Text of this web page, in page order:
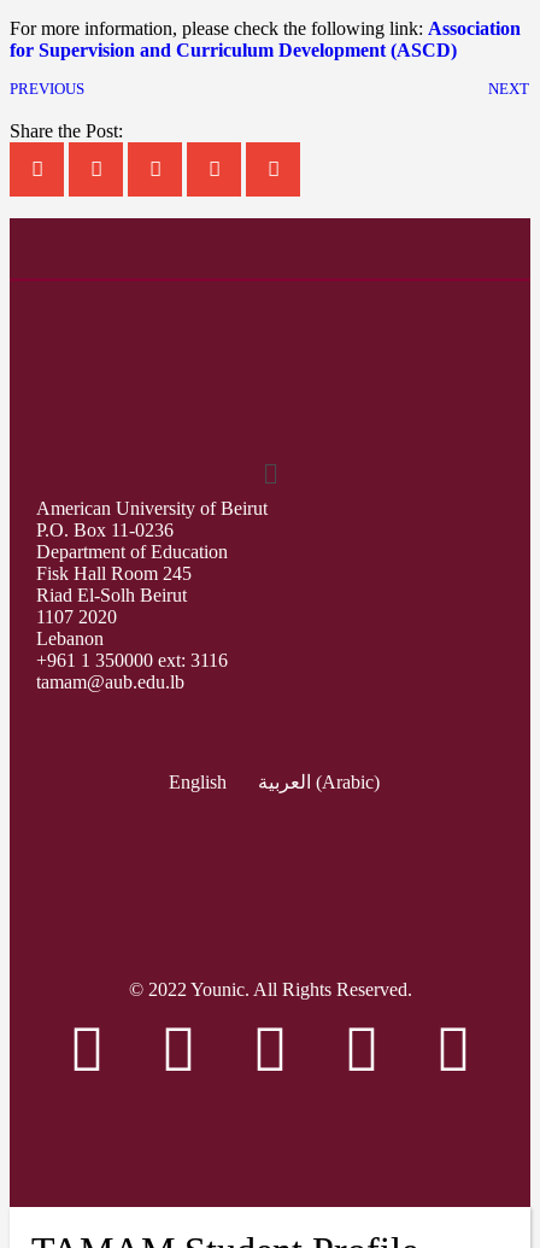
For more information, please check the following link: Association
for Supervision and Curriculum Development (ASCD)
PREVIOUS NEXT
Share the Post:
American University of Beirut
P.O. Box 11-0236
Department of Education
Fisk Hall Room 245
Riad El-Solh Beirut
1107 2020
Lebanon
+961 1 350000 ext: 3116
tamam@aub.edu.lb
English العربية (Arabic)
© 2022 Younic. All Rights Reserved.